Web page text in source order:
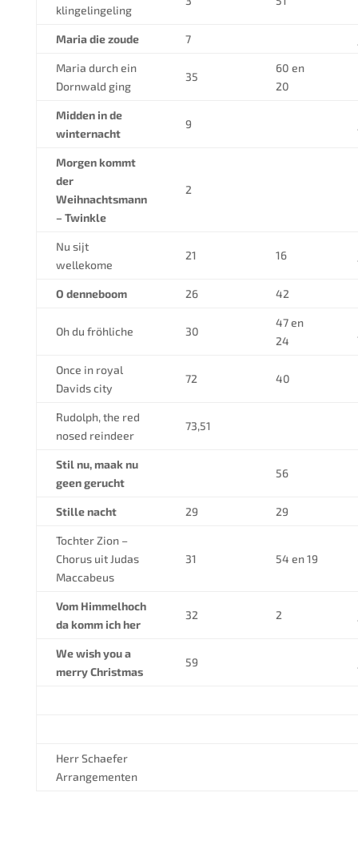
klingelingeling
Maria die zoude 7
Maria durch ein
Dornwald ging
35
60 en
20
Midden in de
winternacht
9
Morgen kommt
der
Weihnachtsmann
– Twinkle
2
Nu sijt
wellekome
21 16
O denneboom 26 42
Oh du fröhliche 30
47 en
24
Once in royal
Davids city
72 40
Rudolph, the red
nosed reindeer
73,51
Stil nu, maak nu
geen gerucht
56
Stille nacht 29 29
Tochter Zion –
Chorus uit Judas
Maccabeus
31 54 en 19
Vom Himmelhoch
da komm ich her
32 2
We wish you a
merry Christmas
59
Herr Schaefer
Arrangementen